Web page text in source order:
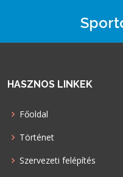
HASZNOS LINKEK
Főoldal
Történet
Szervezeti felépítés